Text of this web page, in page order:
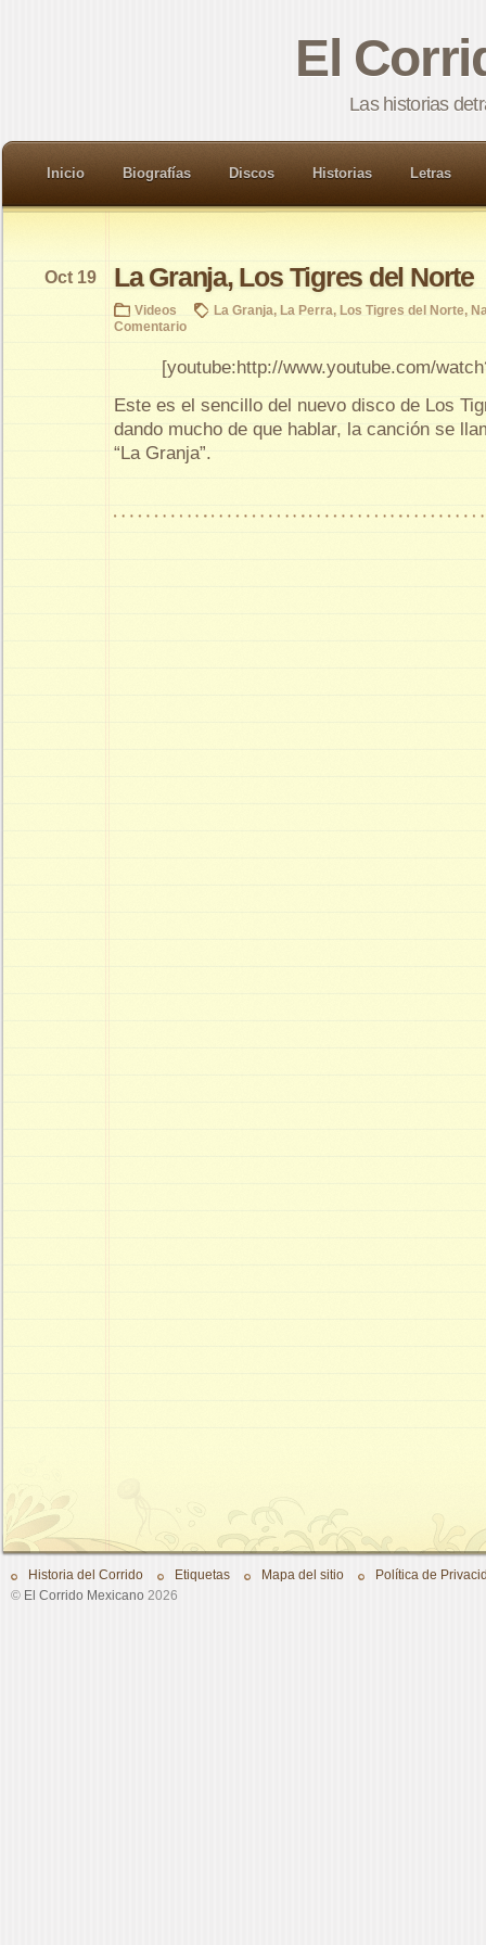
El
Las historias
Inicio Biografías Discos Historias Letras
La Granja, Los Tigres del Norte
Oct 19
Videos La Granja, La Perra, Los Tigres del Norte,
Comentario
[youtube:http://www.youtube.com/
Este es el sencillo del nuevo disco de Los
dando mucho de que hablar, la canción se
“La Granja”.
Historia del Corrido Etiquetas Mapa del sitio
Política de
© El Corrido Mexicano 2026